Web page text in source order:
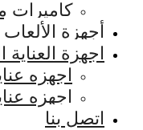
كاميرات
أجهزة الألعاب
اجهزة
اجهزه
اجهزه
اتصل بنا